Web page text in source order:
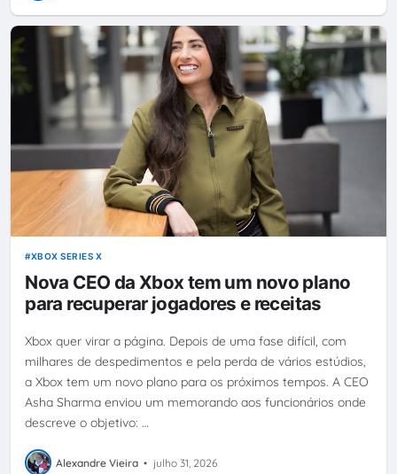
XBOX SERIES X
Nova CEO da Xbox tem um novo plano
para recuperar jogadores e receitas
Xbox quer virar a página. Depois de uma fase difícil, com
milhares de despedimentos e pela perda de vários estúdios,
a Xbox tem um novo plano para os próximos tempos. A CEO
Asha Sharma enviou um memorando aos funcionários onde
descreve o objetivo: …
Alexandre Vieira • julho 31, 2026